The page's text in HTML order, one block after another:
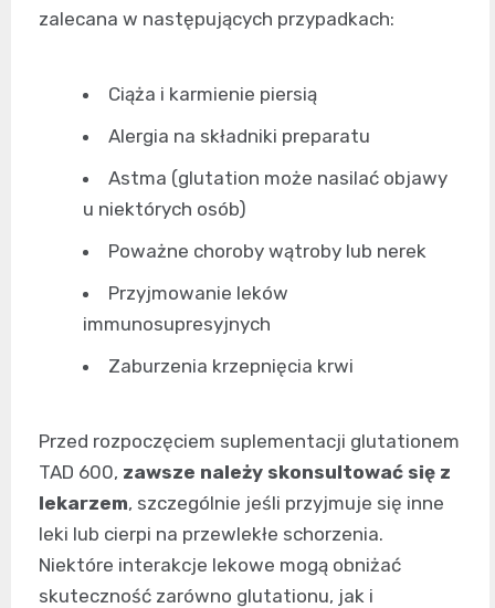
zalecana w następujących przypadkach:
Ciąża i karmienie piersią
Alergia na składniki preparatu
Astma (glutation może nasilać objawy
u niektórych osób)
Poważne choroby wątroby lub nerek
Przyjmowanie leków
immunosupresyjnych
Zaburzenia krzepnięcia krwi
Przed rozpoczęciem suplementacji glutationem
TAD 600, zawsze należy skonsultować się z
lekarzem, szczególnie jeśli przyjmuje się inne
leki lub cierpi na przewlekłe schorzenia.
Niektóre interakcje lekowe mogą obniżać
skuteczność zarówno glutationu, jak i